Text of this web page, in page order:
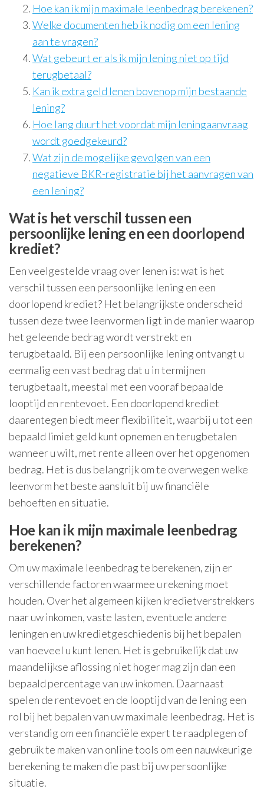
Hoe kan ik mijn maximale leenbedrag berekenen?
Welke documenten heb ik nodig om een lening
aan te vragen?
Wat gebeurt er als ik mijn lening niet op tijd
terugbetaal?
Kan ik extra geld lenen bovenop mijn bestaande
lening?
Hoe lang duurt het voordat mijn leningaanvraag
wordt goedgekeurd?
Wat zijn de mogelijke gevolgen van een
negatieve BKR-registratie bij het aanvragen van
een lening?
Wat is het verschil tussen een
persoonlijke lening en een doorlopend
krediet?
Een veelgestelde vraag over lenen is: wat is het
verschil tussen een persoonlijke lening en een
doorlopend krediet? Het belangrijkste onderscheid
tussen deze twee leenvormen ligt in de manier waarop
het geleende bedrag wordt verstrekt en
terugbetaald. Bij een persoonlijke lening ontvangt u
eenmalig een vast bedrag dat u in termijnen
terugbetaalt, meestal met een vooraf bepaalde
looptijd en rentevoet. Een doorlopend krediet
daarentegen biedt meer flexibiliteit, waarbij u tot een
bepaald limiet geld kunt opnemen en terugbetalen
wanneer u wilt, met rente alleen over het opgenomen
bedrag. Het is dus belangrijk om te overwegen welke
leenvorm het beste aansluit bij uw financiële
behoeften en situatie.
Hoe kan ik mijn maximale leenbedrag
berekenen?
Om uw maximale leenbedrag te berekenen, zijn er
verschillende factoren waarmee u rekening moet
houden. Over het algemeen kijken kredietverstrekkers
naar uw inkomen, vaste lasten, eventuele andere
leningen en uw kredietgeschiedenis bij het bepalen
van hoeveel u kunt lenen. Het is gebruikelijk dat uw
maandelijkse aflossing niet hoger mag zijn dan een
bepaald percentage van uw inkomen. Daarnaast
spelen de rentevoet en de looptijd van de lening een
rol bij het bepalen van uw maximale leenbedrag. Het is
verstandig om een financiële expert te raadplegen of
gebruik te maken van online tools om een nauwkeurige
berekening te maken die past bij uw persoonlijke
situatie.